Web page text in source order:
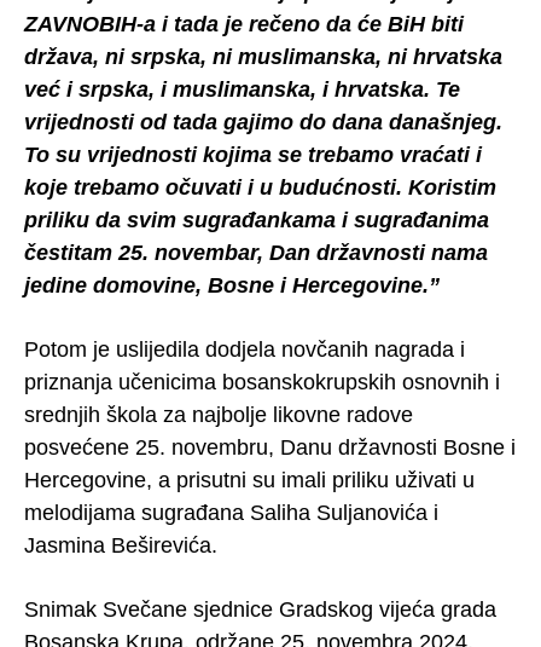
ZAVNOBIH-a i tada je rečeno da će BiH biti
država, ni srpska, ni muslimanska, ni hrvatska
već i srpska, i muslimanska, i hrvatska. Te
vrijednosti od tada gajimo do dana današnjeg.
To su vrijednosti kojima se trebamo vraćati i
koje trebamo očuvati i u budućnosti. Koristim
priliku da svim sugrađankama i sugrađanima
čestitam 25. novembar, Dan državnosti nama
jedine domovine, Bosne i Hercegovine.”
Potom je uslijedila dodjela novčanih nagrada i
priznanja učenicima bosanskokrupskih osnovnih i
srednjih škola za najbolje likovne radove
posvećene 25. novembru, Danu državnosti Bosne i
Hercegovine, a prisutni su imali priliku uživati u
melodijama sugrađana Saliha Suljanovića i
Jasmina Beširevića.
Snimak Svečane sjednice Gradskog vijeća grada
Bosanska Krupa, održane 25. novembra 2024.